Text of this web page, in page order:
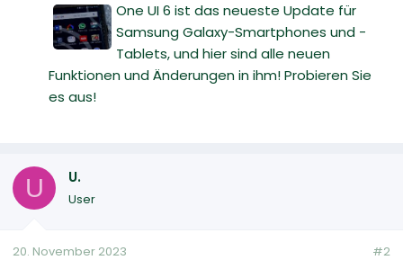
One UI 6 ist das neueste Update für
Samsung Galaxy-Smartphones und -
Tablets, und hier sind alle neuen
Funktionen und Änderungen in ihm! Probieren Sie
es aus!
U U.
User
20. November 2023 #2